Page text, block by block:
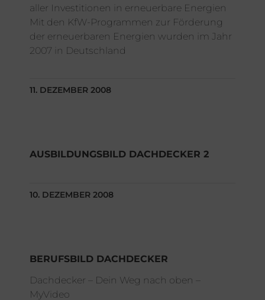
aller Investitionen in erneuerbare Energien
Mit den KfW-Programmen zur Förderung
der erneuerbaren Energien wurden im Jahr
2007 in Deutschland
11. DEZEMBER 2008
AUSBILDUNGSBILD DACHDECKER 2
10. DEZEMBER 2008
BERUFSBILD DACHDECKER
Dachdecker – Dein Weg nach oben –
MyVideo